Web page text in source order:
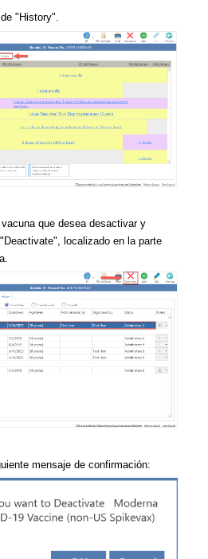
"History".
que desea desactivar y
localizado en la parte
mensaje de confirmación: